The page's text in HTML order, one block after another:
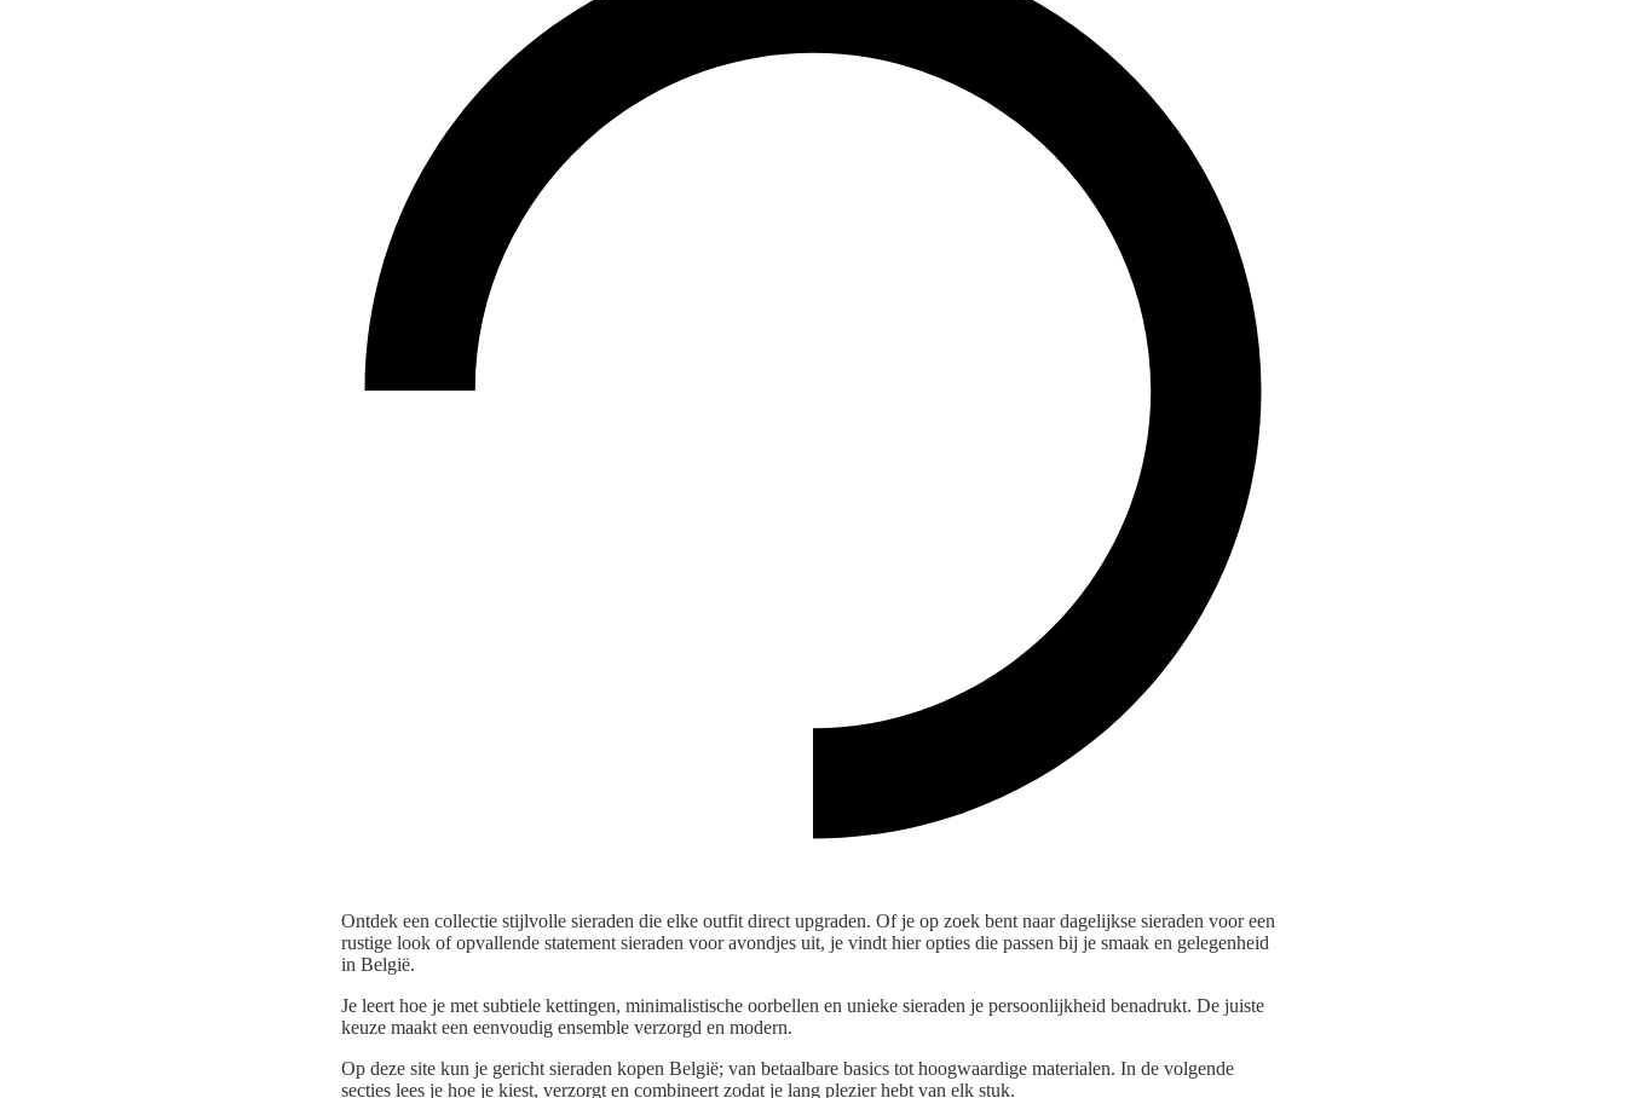
Ontdek een collectie stijlvolle sieraden die elke outfit direct upgraden. Of je op zoek bent naar dagelijkse sieraden voor een
rustige look of opvallende statement sieraden voor avondjes uit, je vindt hier opties die passen bij je smaak en gelegenheid
in België.
Je leert hoe je met subtiele kettingen, minimalistische oorbellen en unieke sieraden je persoonlijkheid benadrukt. De juiste
keuze maakt een eenvoudig ensemble verzorgd en modern.
Op deze site kun je gericht sieraden kopen België; van betaalbare basics tot hoogwaardige materialen. In de volgende
secties lees je hoe je kiest, verzorgt en combineert zodat je lang plezier hebt van elk stuk.